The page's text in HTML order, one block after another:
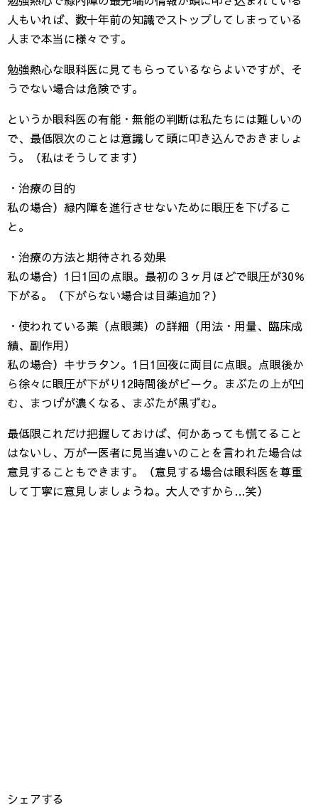
人もいれば、数十年前の知識でストップしてしまっている
人まで本当に様々です。
勉強熱心な眼科医に見てもらっているならよいですが、そ
うでない場合は危険です。
というか眼科医の有能・無能の判断は私たちには難しいの
で、最低限次のことは意識して頭に叩き込んでおきましょ
う。（私はそうしてます）
・治療の目的
私の場合）緑内障を進行させないために眼圧を下げるこ
と。
・治療の方法と期待される効果
私の場合）1日1回の点眼。最初の３ヶ月ほどで眼圧が30％
下がる。（下がらない場合は目薬追加？）
・使われている薬（点眼薬）の詳細（用法・用量、臨床成
績、副作用）
私の場合）キサラタン。1日1回夜に両目に点眼。点眼後か
ら徐々に眼圧が下がり12時間後がピーク。まぶたの上が凹
む、まつげが濃くなる、まぶたが黒ずむ。
最低限これだけ把握しておけば、何かあっても慌てること
はないし、万が一医者に見当違いのことを言われた場合は
意見することもできます。（意見する場合は眼科医を尊重
して丁寧に意見しましょうね。大人ですから…笑）
シェアする